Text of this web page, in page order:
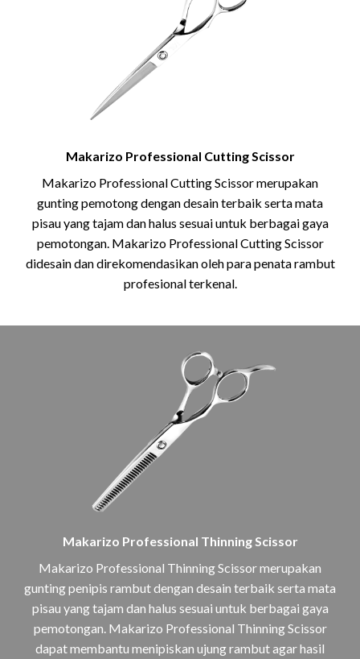
Makarizo Professional Cutting Scissor
Makarizo Professional Cutting Scissor merupakan
gunting pemotong dengan desain terbaik serta mata
pisau yang tajam dan halus sesuai untuk berbagai gaya
pemotongan. Makarizo Professional Cutting Scissor
didesain dan direkomendasikan oleh para penata rambut
profesional terkenal.
Makarizo Professional Thinning Scissor
Makarizo Professional Thinning Scissor merupakan
gunting penipis rambut dengan desain terbaik serta mata
pisau yang tajam dan halus sesuai untuk berbagai gaya
pemotongan. Makarizo Professional Thinning Scissor
dapat membantu menipiskan ujung rambut agar hasil